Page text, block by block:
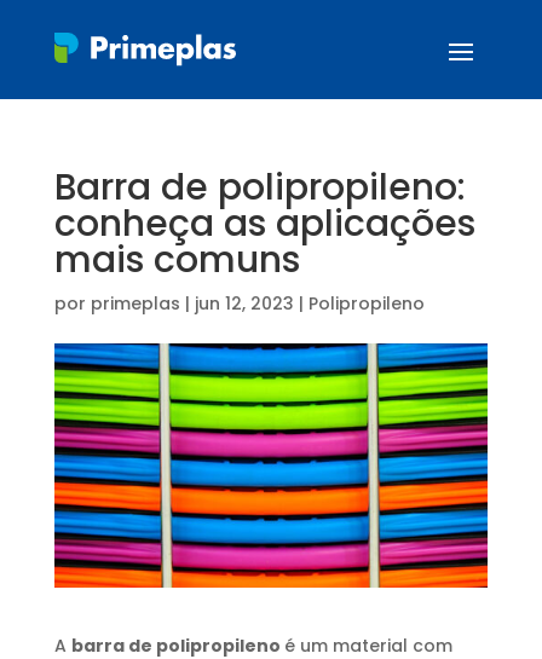
Barra de polipropileno:
conheça as aplicações
mais comuns
por primeplas | jun 12, 2023 | Polipropileno
A barra de polipropileno é um material com